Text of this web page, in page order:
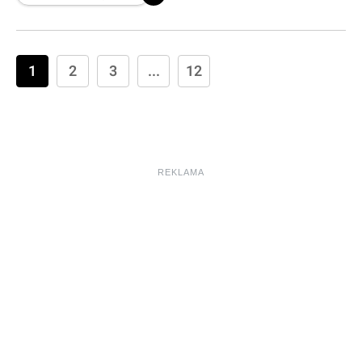
najemców i całego rynku.
1 2 3 ... 12
REKLAMA